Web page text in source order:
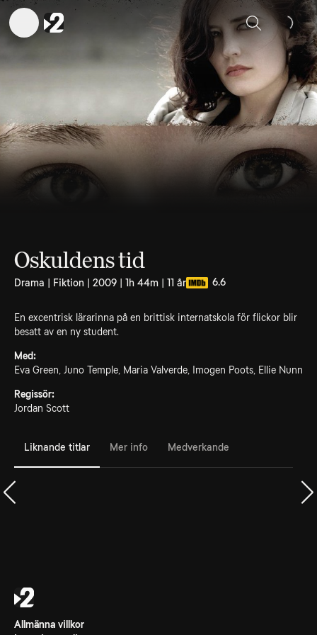
Sök
Oskuldens tid
Drama | Fiktion | 2009 | 1h 44m | 11 år 6.6
En excentrisk lärarinna på en brittisk internatskola för flickor blir
besatt av en ny student.
Med:
Eva Green, Juno Temple, Maria Valverde, Imogen Poots, Ellie Nunn
Regissör:
Jordan Scott
Liknande titlar Mer info Medverkande
Allmänna villkor